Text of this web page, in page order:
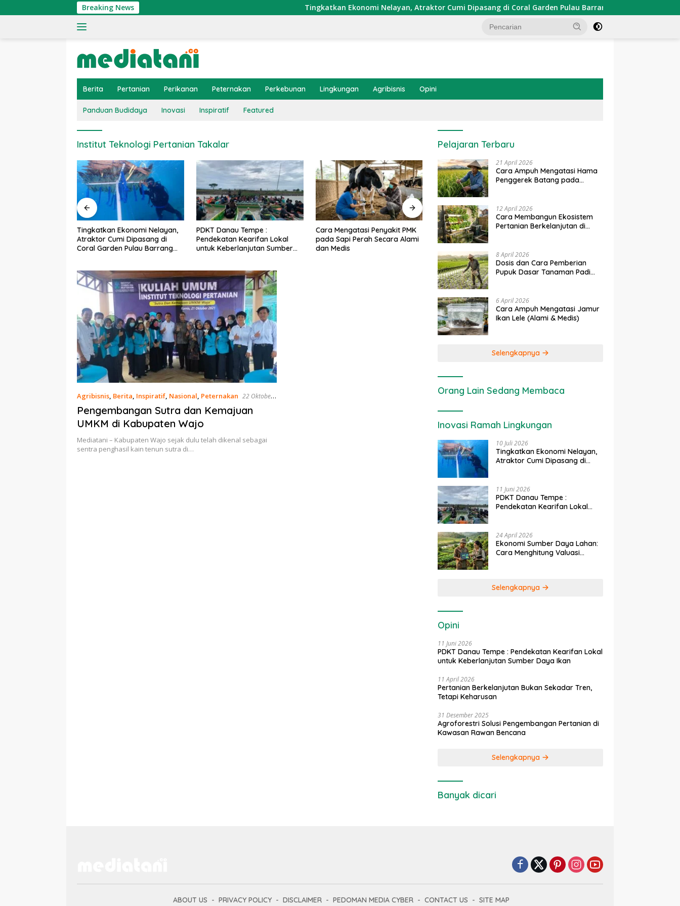
ke
Breaking News Tingkatkan Ekonomi Nelayan, Atraktor Cumi Dipasang di Coral Garden Pulau Barrang Caddi
Berita Pertanian Perikanan Peternakan Perkebunan Lingkungan Agribisnis Opini
Panduan Budidaya Inovasi Inspiratif Featured
Institut Teknologi Pertanian Takalar
PDKT Danau Tempe :
Pendekatan Kearifan Lokal
untuk Keberlanjutan Sumber
Cara Mengatasi Penyakit PMK
pada Sapi Perah Secara Alami
dan Medis
Dosis dan Cara Pemupukan
Tanaman Padi pada Fase
Vegetatif Aktif yang Tepat
Penerapan IoT dalam
Pertanian Modern di Indonesia
Ekonomi Sumber Daya Lahan:
Agribisnis, Berita, Inspiratif, Nasional, Peternakan 22 Oktober
2021
Pengembangan Sutra dan Kemajuan
UMKM di Kabupaten Wajo
Mediatani – Kabupaten Wajo sejak dulu telah dikenal sebagai
sentra penghasil kain tenun sutra di…
Pelajaran Terbaru
21 April 2026
Cara Ampuh Mengatasi Hama
Penggerek Batang pada
12 April 2026
Cara Membangun Ekosistem
Pertanian Berkelanjutan di
8 April 2026
Dosis dan Cara Pemberian
Pupuk Dasar Tanaman Padi
6 April 2026
Cara Ampuh Mengatasi Jamur
Ikan Lele (Alami & Medis)
Selengkapnya
Orang Lain Sedang Membaca
Inovasi Ramah Lingkungan
10 Juli 2026
Tingkatkan Ekonomi Nelayan,
Atraktor Cumi Dipasang di
11 Juni 2026
PDKT Danau Tempe :
Pendekatan Kearifan Lokal
24 April 2026
Ekonomi Sumber Daya Lahan:
Cara Menghitung Valuasi
Selengkapnya
Opini
11 Juni 2026
PDKT Danau Tempe : Pendekatan Kearifan Lokal
untuk Keberlanjutan Sumber Daya Ikan
11 April 2026
Pertanian Berkelanjutan Bukan Sekadar Tren,
Tetapi Keharusan
31 Desember 2025
Agroforestri Solusi Pengembangan Pertanian di
Kawasan Rawan Bencana
Selengkapnya
Banyak dicari
ABOUT US PRIVACY POLICY DISCLAIMER PEDOMAN MEDIA CYBER CONTACT US SITE MAP